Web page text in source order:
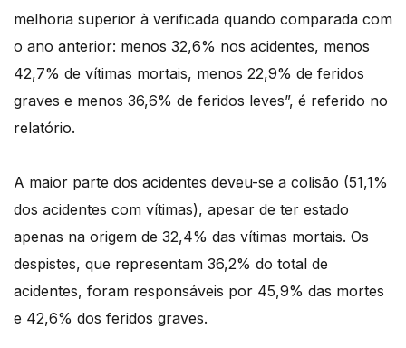
melhoria superior à verificada quando comparada com
o ano anterior: menos 32,6% nos acidentes, menos
42,7% de vítimas mortais, menos 22,9% de feridos
graves e menos 36,6% de feridos leves”, é referido no
relatório.
A maior parte dos acidentes deveu-se a colisão (51,1%
dos acidentes com vítimas), apesar de ter estado
apenas na origem de 32,4% das vítimas mortais. Os
despistes, que representam 36,2% do total de
acidentes, foram responsáveis por 45,9% das mortes
e 42,6% dos feridos graves.